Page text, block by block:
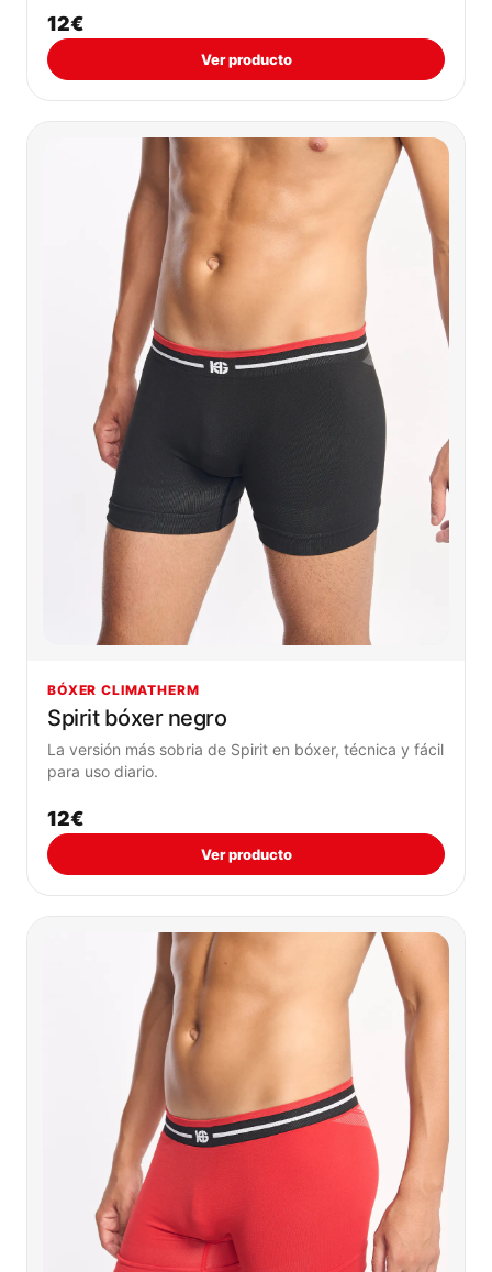
12€
Ver producto
BÓXER CLIMATHERM
Spirit bóxer negro
La versión más sobria de Spirit en bóxer, técnica y fácil
para uso diario.
12€
Ver producto